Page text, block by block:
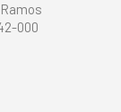
000